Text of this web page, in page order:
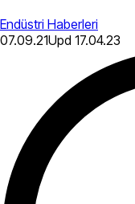
Endüstri Haberleri
07.09.21Upd 17.04.23